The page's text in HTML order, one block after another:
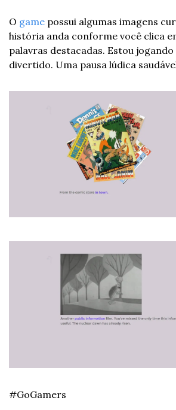
O game possui algumas imagens
história anda conforme você clica
palavras destacadas. Estou
divertido. Uma pausa lúdica
#GoGamers